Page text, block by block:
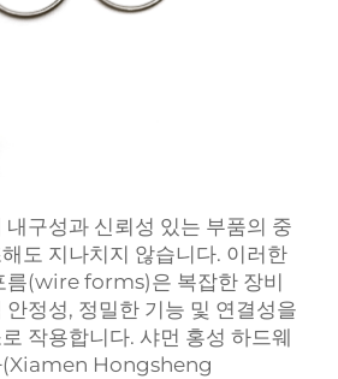
구성과 신뢰성 있는 부품의 중
도 지나치지 않습니다. 이러한
름(wire forms)은 복잡한 장비
정성, 정밀한 기능 및 연결성을
작용합니다. 샤먼 홍성 하드웨
(Xiamen Hongsheng